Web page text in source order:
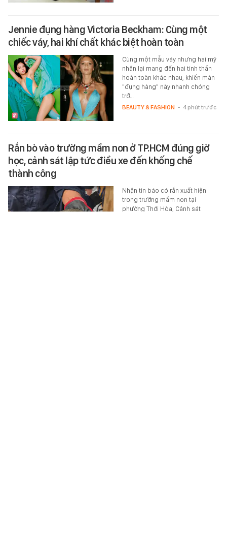
Jennie đụng hàng Victoria Beckham: Cùng một
chiếc váy, hai khí chất khác biệt hoàn toàn
Cùng một mẫu váy nhưng hai mỹ
nhân lại mang đến hai tinh thần
hoàn toàn khác nhau, khiến màn
"đụng hàng" này nhanh chóng
trở…
BEAUTY & FASHION - 4 phút trước
Rắn bò vào trường mầm non ở TP.HCM đúng giờ
học, cảnh sát lập tức điều xe đến khống chế
thành công
Nhận tin báo có rắn xuất hiện
trong trường mầm non tại
phường Thới Hòa, Cảnh sát